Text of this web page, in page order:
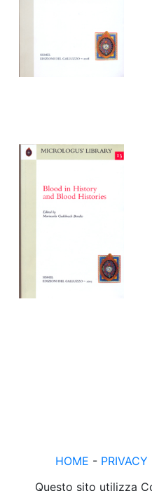
HOME - PRIVACY
Questo sito utilizza